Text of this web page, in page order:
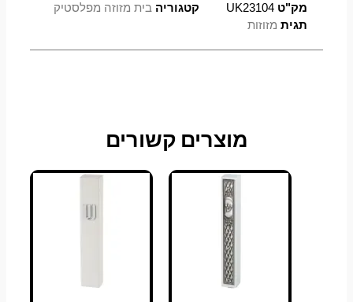
מק"טUK23104 קטגוריה בית מזוזה מפלסטיק
מזוזות
מוצרים קשורים